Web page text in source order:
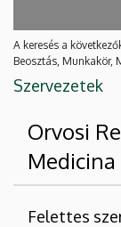
A keresés a
Beosztás, Munkakör,
Szervezetek
Orvosi
Felettes